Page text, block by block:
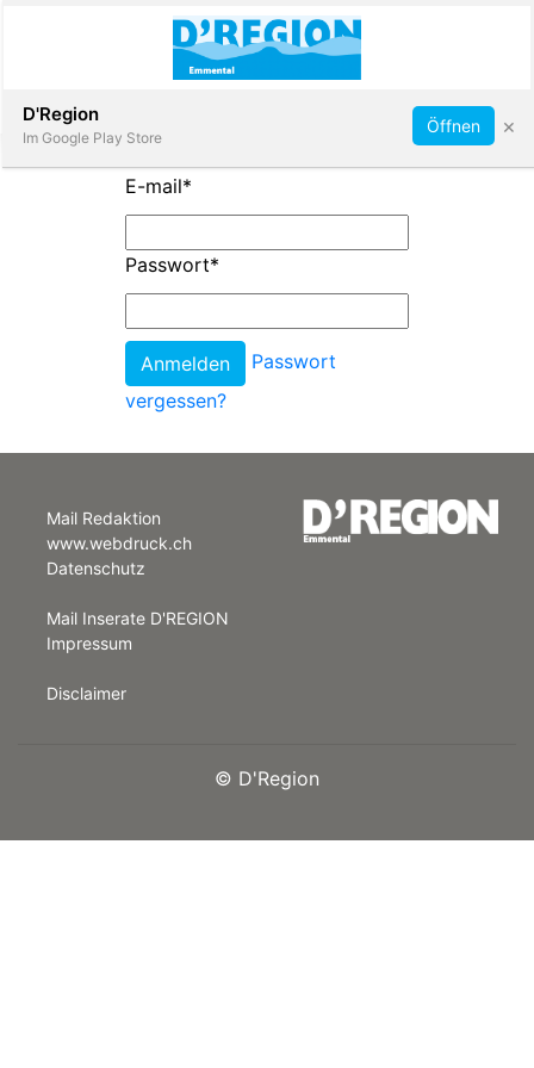
App
Abonnieren
E-mail*
Passwort*
Passwort
vergessen?
Mail Redaktion
www.webdruck.ch
Datenschutz
Mail Inserate D'REGION
Impressum
Disclaimer
© D'Region
D'Region
Im Google Play Store
Öffnen ×